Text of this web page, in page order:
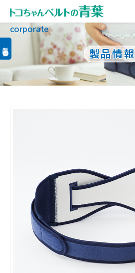
内容をスキップ
corporate
製品情報